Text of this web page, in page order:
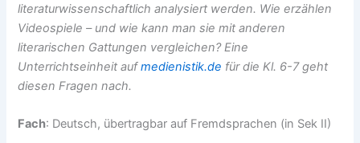
literaturwissenschaftlich analysiert werden. Wie erzählen
Videospiele – und wie kann man sie mit anderen
literarischen Gattungen vergleichen? Eine
Unterrichtseinheit aufmedienistik.de für die Kl. 6-7 geht
diesen Fragen nach.
Fach: Deutsch, übertragbar auf Fremdsprachen (in Sek II)